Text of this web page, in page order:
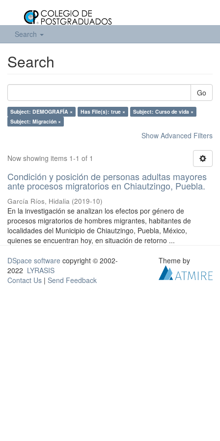
Search
Search
Go
Subject: DEMOGRAFÍA × Has File(s): true ×
Subject: Curso de vida ×
Subject: Migración ×
Show Advanced Filters
Now showing items 1-1 of 1
Condición y posición de personas adultas mayores
ante procesos migratorios en Chiautzingo, Puebla.
García Ríos, Hidalia (2019-10)
En la investigación se analizan los efectos por género de
procesos migratorios de hombres migrantes, habitantes de
localidades del Municipio de Chiautzingo, Puebla, México,
quienes se encuentran hoy, en situación de retorno ...
DSpace software copyright © 2002-
2022 LYRASIS
Contact Us | Send Feedback
Theme by